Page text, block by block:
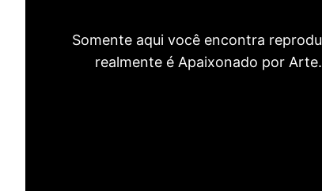
Somente aqui você encontra
realmente é Apaixonado por